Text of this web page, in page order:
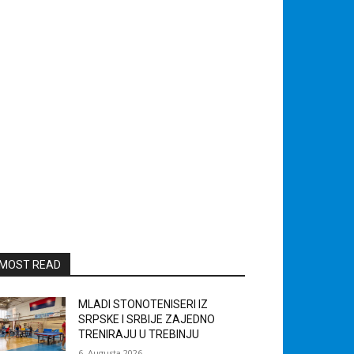
READ
MLADI STONOTENISERI IZ
SRPSKE I SRBIJE ZAJEDNO
TRENIRAJU U TREBINJU